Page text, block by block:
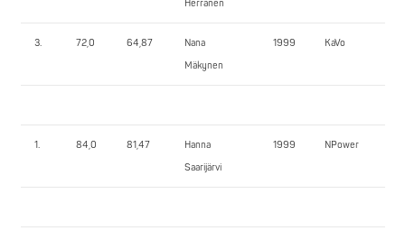
Herranen
3. 72,0 64,87
Nana
Mäkynen
1999 KaVo
1. 84,0 81,47
Hanna
Saarijärvi
1999 NPower